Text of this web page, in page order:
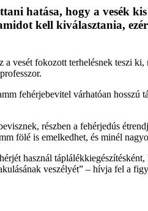
hatása, hogy a vesék
kell kiválasztania,
vesét fokozott terhelésnek teszi
fehérjebevitel várhatóan
részben a fehérjedús
fölé is emelkedhet, és minél
használ
veszélyét” – hívja fel a